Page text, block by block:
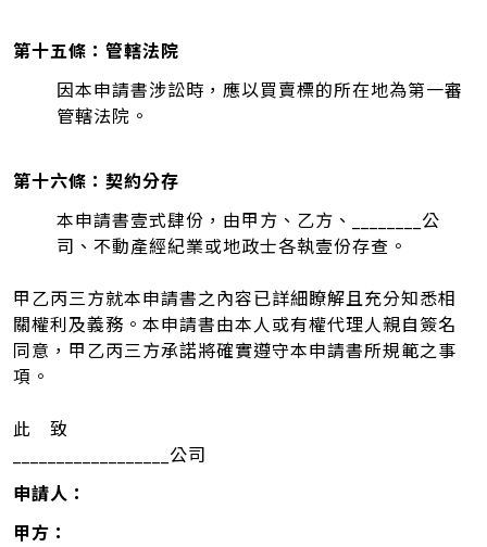
第十五條：管轄法院
因本申請書涉訟時，應以買賣標的所在地為第一審
管轄法院。
第十六條：契約分存
本申請書壹式肆份，由甲方、乙方、________公
司、不動產經紀業或地政士各執壹份存查。
甲乙丙三方就本申請書之內容已詳細瞭解且充分知悉相
關權利及義務。本申請書由本人或有權代理人親自簽名
同意，甲乙丙三方承諾將確實遵守本申請書所規範之事
項。
此 致
__________________公司
申請人：
甲方：